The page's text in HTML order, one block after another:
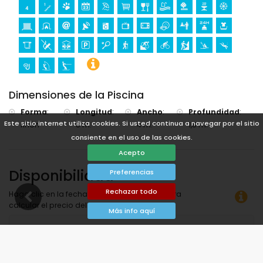
Este sitio internet utiliza cookies. Si usted continua a navegar por el sitio
consiente en el uso de las cookies.
Acepto
Preferencias
Rechazar todo
Más info aquí
Dimensiones de la Piscina
Forma:
riñón
Longitud:
8 m.
Ancho:
4 m.
Profundidad:
1,8 m.
Disponibilidad
Haga clic en la fecha de llegada y salida para
calcular el precio del alquiler.